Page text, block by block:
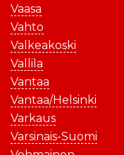
Vaasa
Vahto
Valkeakoski
Vallila
Vantaa
Vantaa/Helsinki
Varkaus
Varsinais-Suomi